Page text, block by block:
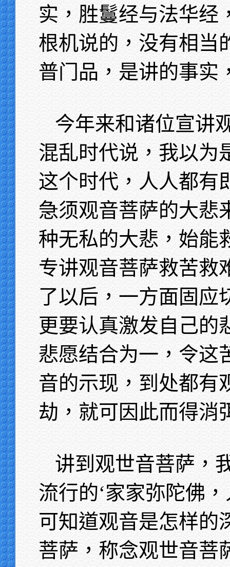
实，胜鬘经与法华经
根机说的，没有相当
普门品，是讲的事实
今年来和诸位宣讲
混乱时代说，我以为
这个时代，人人都有
急须观音菩萨的大悲
种无私的大悲，始能
专讲观音菩萨救苦救
了以后，一方面固应
更要认真激发自己的
悲愿结合为一，令这
音的示现，到处都有
劫，就可因此而得消
讲到观世音菩萨，
流行的‘家家弥陀佛
可知道观音是怎样的
菩萨，称念观世音菩